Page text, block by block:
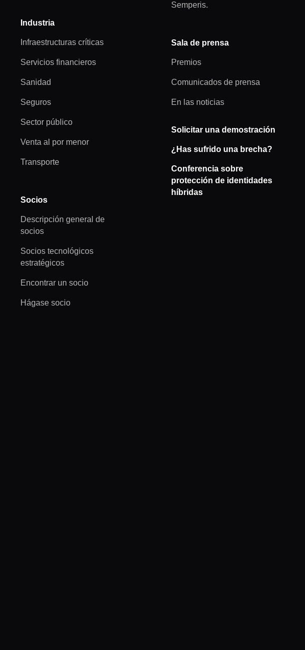
Industria
Infraestructuras críticas
Servicios financieros
Sanidad
Seguros
Sector público
Venta al por menor
Transporte
Socios
Descripción general de
socios
Socios tecnológicos
estratégicos
Encontrar un socio
Hágase socio
Semperis.
Sala de prensa
Premios
Comunicados de prensa
En las noticias
Solicitar una demostración
¿Has sufrido una brecha?
Conferencia sobre
protección de identidades
híbridas